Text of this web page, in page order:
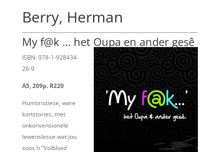
Berry, Herman
My f@k … het Oupa en ander gesê
ISBN: 978-1-928434-
26-9
A5, 209p. R220
Humoristiese, ware
kortstories, met
onkonvensionele
lewenslesse wat jou
soos ŉ “Volbloed